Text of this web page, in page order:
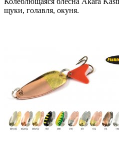
щуки, голавля, окуня.